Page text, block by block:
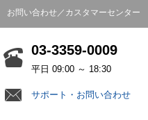
送金額について
お問い合わせ／カスタマーセンター
03-3359-0009
平日 09:00 ～ 18:30
サポート・お問い合わせ